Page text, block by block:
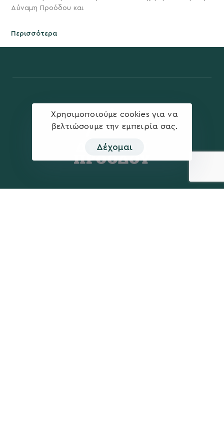
Δύναμη Προόδου και
Περισσότερα
Χρησιμοποιούμε cookies για να
βελτιώσουμε την εμπειρία σας.
Δέχομαι